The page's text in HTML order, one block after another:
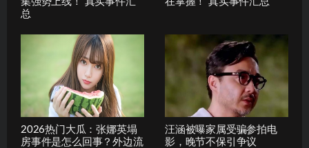
总
2026热门大瓜：张娜英塌
房事件是怎么回事？外边流
汪涵被曝家属受骗参拍电
影，晚节不保引争议